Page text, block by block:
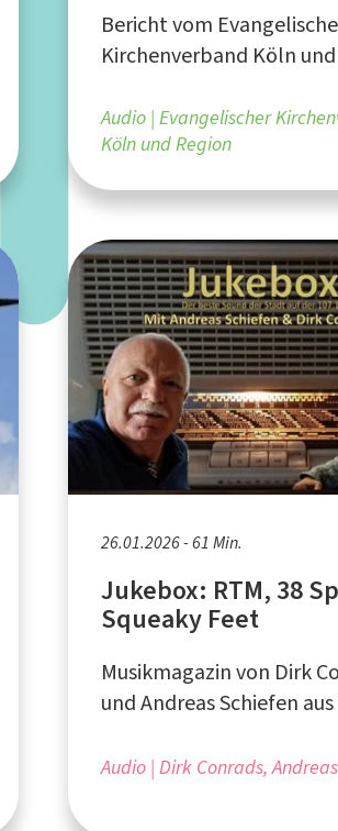
Bericht vom
Kirchenverband Köln
Audio Evangelischer
Köln und Region
26.01.2026 - 61 Min.
Jukebox: RTM, 38
Squeaky Feet
Musikmagazin von Dirk
und Andreas Schiefen
Audio Dirk Conrads,